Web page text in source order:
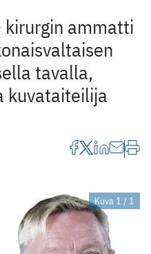
ammatti
tavalla,
kuvataiteilija
Kuva 1 / 1